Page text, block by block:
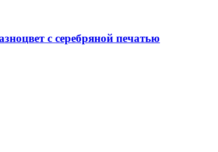
с серебряной печатью